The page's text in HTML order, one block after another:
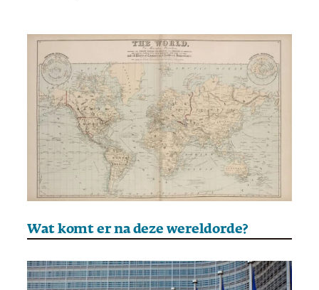
Wat komt er na deze wereldorde?